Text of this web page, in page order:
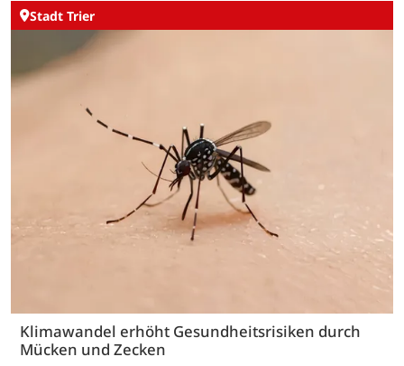
Stadt Trier
Klimawandel erhöht Gesundheitsrisiken durch
Mücken und Zecken